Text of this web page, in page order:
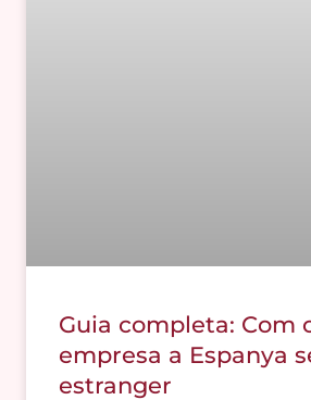
Guia completa: Com
empresa a Espanya
estranger